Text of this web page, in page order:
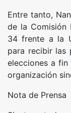
Entre tanto,
de la Comisión
34 frente a la
para recibir las
elecciones a
organización
Nota de Prensa